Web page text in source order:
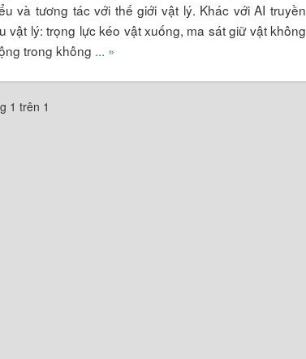
và tương tác với thế giới vật lý. Khác với AI truyền
vật lý: trọng lực kéo vật xuống, ma sát giữ vật không
trong không ... »
1 trên 1